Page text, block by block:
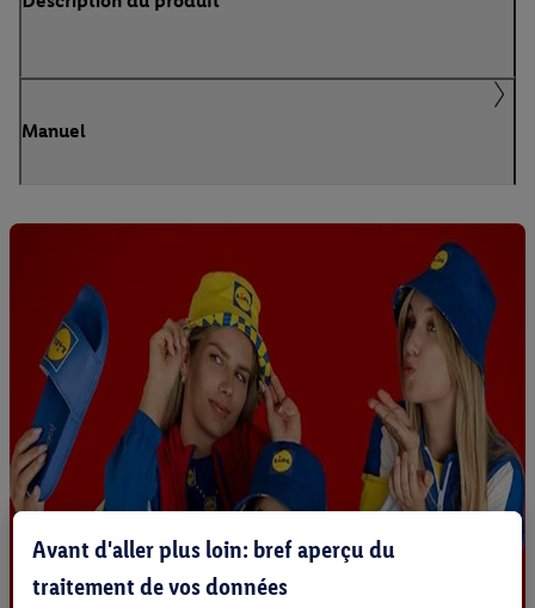
Manuel
Avant d'aller plus loin: bref aperçu du
traitement de vos données